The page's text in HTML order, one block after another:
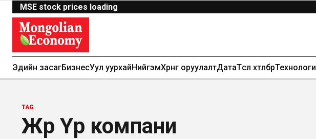
MSE stock prices loading
Эдийн засагБизнесУул уурхайНийгэмХөрөнгө оруулалтДатаТөсөл хөтөлбөрТехнологи
TAG
Жүр Үр компани